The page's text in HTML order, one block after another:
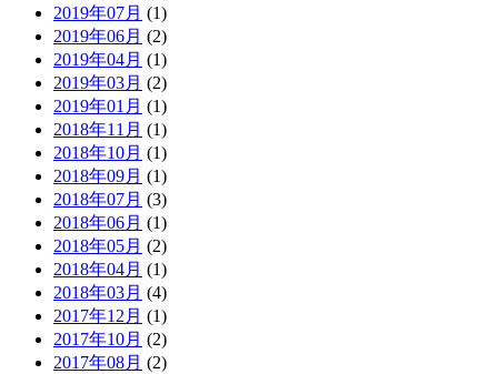
2019年07月 (1)
2019年06月 (2)
2019年04月 (1)
2019年03月 (2)
2019年01月 (1)
2018年11月 (1)
2018年10月 (1)
2018年09月 (1)
2018年07月 (3)
2018年06月 (1)
2018年05月 (2)
2018年04月 (1)
2018年03月 (4)
2017年12月 (1)
2017年10月 (2)
2017年08月 (2)